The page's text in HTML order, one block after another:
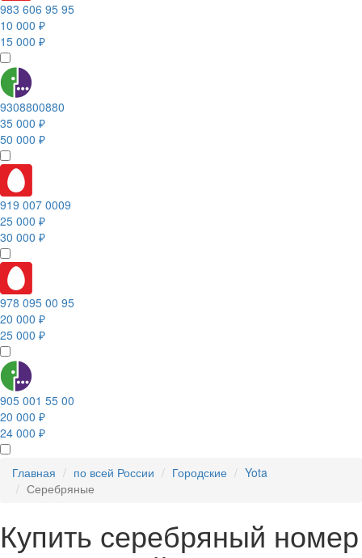
983 606 95 95
10 000 ₽
15 000 ₽
9308800880
35 000 ₽
50 000 ₽
919 007 0009
25 000 ₽
30 000 ₽
978 095 00 95
20 000 ₽
25 000 ₽
905 001 55 00
20 000 ₽
24 000 ₽
Главная по всей России Городские
Yota
Серебряные
Купить серебряный номер